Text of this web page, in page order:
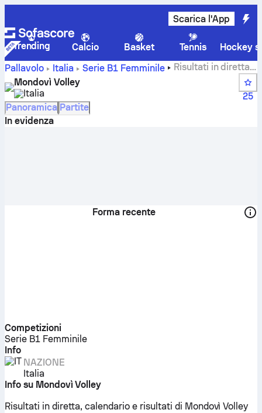
Scarica l'App
Trending Calcio Basket Tennis
Hockey
Pallavolo
Italia Serie B1 Femminile
Risultati in diretta,
calendario, partite e classifiche di Mondovì Volley
Mondovì Volley
Italia
25
Panoramica Partite
In evidenza
Forma recente
Competizioni
Serie B1 Femminile
Info
NAZIONE
Italia
Info su Mondovì Volley
Risultati in diretta, calendario e risultati di Mondovì Volley